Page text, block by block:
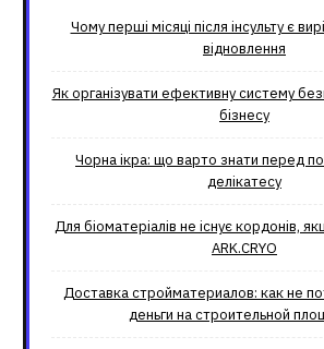
Чому перші місяці після інсульту є
відновлення
Як організувати ефективну систему
бізнесу
Чорна ікра: що варто знати перед
делікатесу
Для біоматеріалів не існує кордонів,
ARK.CRYO
Доставка стройматериалов: как не
деньги на строительной